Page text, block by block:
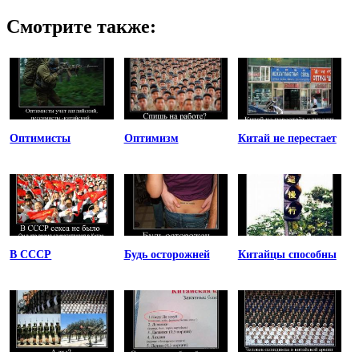
Смотрите также:
Оптимисты Оптимизм Китай не перестает
В СССР Будь осторожней Китайцы способны